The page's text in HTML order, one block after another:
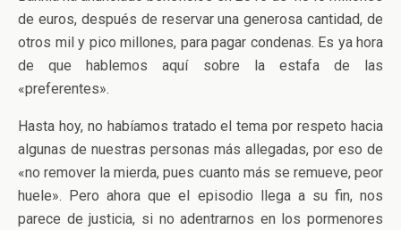
de euros, después de reservar una generosa cantidad, de
otros mil y pico millones, para pagar condenas. Es ya hora
de que hablemos aquí sobre la estafa de las
«preferentes».
Hasta hoy, no habíamos tratado el tema por respeto hacia
algunas de nuestras personas más allegadas, por eso de
«no remover la mierda, pues cuanto más se remueve, peor
huele». Pero ahora que el episodio llega a su fin, nos
parece de justicia, si no adentrarnos en los pormenores